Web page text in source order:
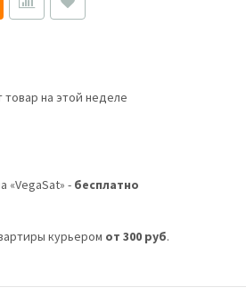
товар на этой неделе
«VegaSat» - бесплатно
курьером от 300 руб.